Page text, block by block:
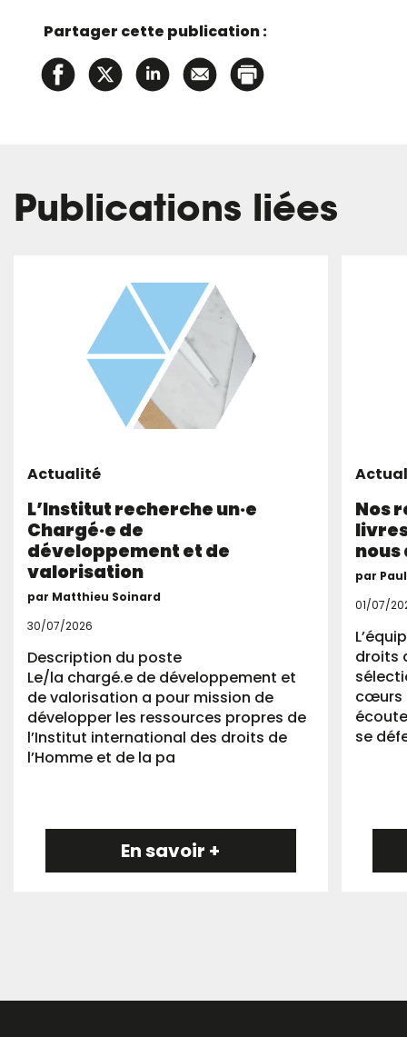
Partager cette publication :
Publications liées
Actualité
L’Institut recherche un·e
Chargé·e de
développement et de
valorisation
par Matthieu Soinard
30/07/2026
Description du poste
Le/la chargé.e de développement et
de valorisation a pour mission de
développer les ressources propres de
l’Institut international des droits de
l’Homme et de la pa
En savoir +
Nos
nous
par
01/07/
droits
cœurs
se